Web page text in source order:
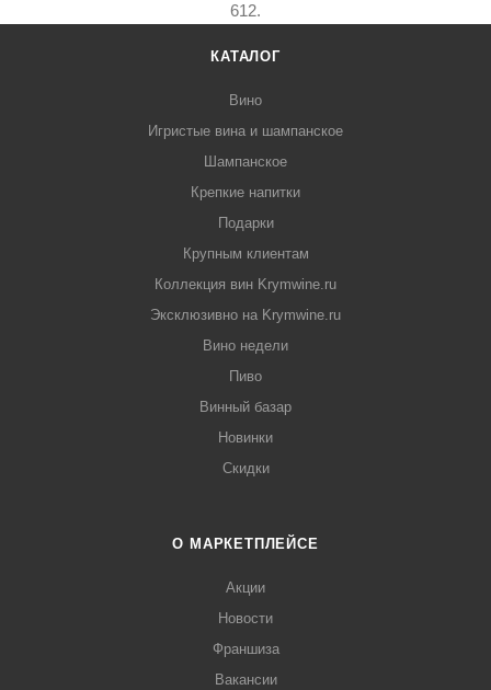
612.
КАТАЛОГ
Вино
Игристые вина и шампанское
Шампанское
Крепкие напитки
Подарки
Крупным клиентам
Коллекция вин Krymwine.ru
Эксклюзивно на Krymwine.ru
Вино недели
Пиво
Винный базар
Новинки
Скидки
О МАРКЕТПЛЕЙСЕ
Акции
Новости
Франшиза
Вакансии